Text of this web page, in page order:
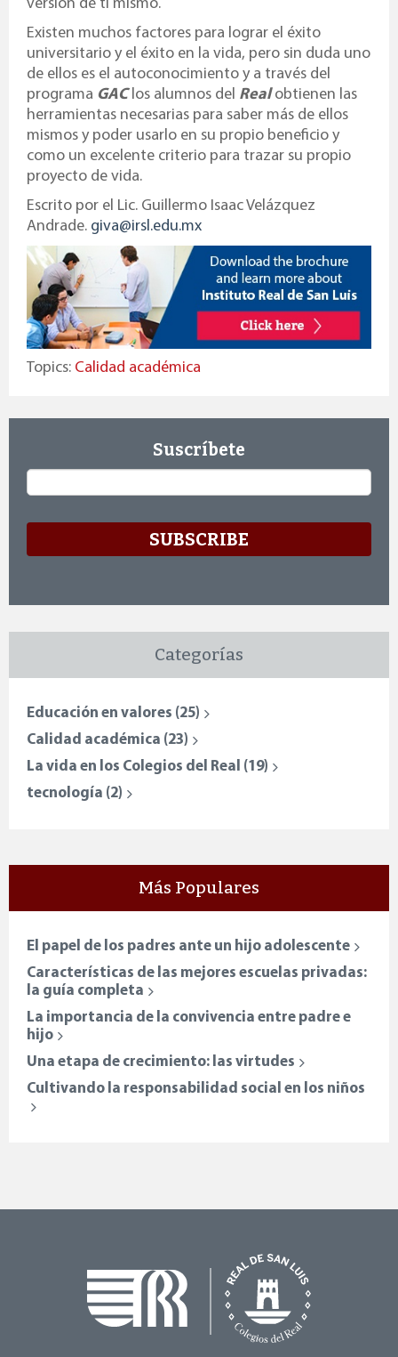
versión de ti mismo.
Existen muchos factores para lograr el éxito
universitario y el éxito en la vida, pero sin duda uno
de ellos es el autoconocimiento y a través del
programa GAClos alumnos del Realobtienen las
herramientas necesarias para saber más de ellos
mismos y poder usarlo en su propio beneficio y
como un excelente criterio para trazar su propio
proyecto de vida.
Escrito por el Lic. Guillermo Isaac Velázquez
Andrade. giva@irsl.edu.mx
Topics: Calidad académica
Suscríbete
*
Categorías
Educación en valores (25)
Calidad académica (23)
La vida en los Colegios del Real (19)
tecnología (2)
Más Populares
El papel de los padres ante un hijo adolescente
Características de las mejores escuelas privadas:
la guía completa
La importancia de la convivencia entre padre e
hijo
Una etapa de crecimiento: las virtudes
Cultivando la responsabilidad social en los niños